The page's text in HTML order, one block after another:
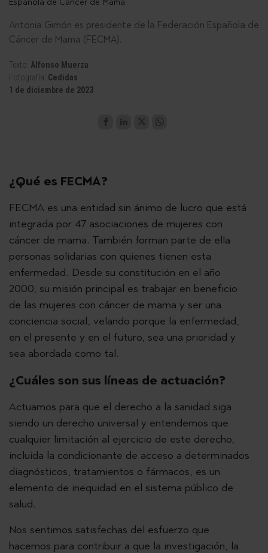
Antonia Gimón es presidente de la Federación Española de
Cáncer de Mama (FECMA).
Texto: Alfonso Muerza
Fotografía: Cedidas
1 de diciembre de 2023
¿Qué es FECMA?
FECMA es una entidad sin ánimo de lucro que está
integrada por 47 asociaciones de mujeres con
cáncer de mama. También forman parte de ella
personas solidarias con quienes tienen esta
enfermedad. Desde su constitución en el año
2000, su misión principal es trabajar en beneficio
de las mujeres con cáncer de mama y ser una
conciencia social, velando porque la enfermedad,
en el presente y en el futuro, sea una prioridad y
sea abordada como tal.
¿Cuáles son sus líneas de actuación?
Actuamos para que el derecho a la sanidad siga
siendo un derecho universal y entendemos que
cualquier limitación al ejercicio de este derecho,
incluida la condicionante de acceso a determinados
diagnósticos, tratamientos o fármacos, es un
elemento de inequidad en el sistema público de
salud.
Nos sentimos satisfechas del esfuerzo que
hacemos para contribuir a que la investigación, la